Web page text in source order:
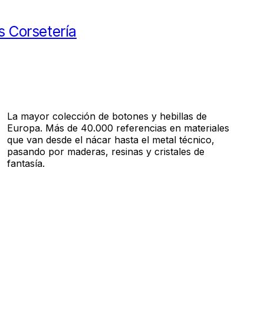
Corsetería
La mayor colección de botones y hebillas de
Europa. Más de 40.000 referencias en materiales
que van desde el nácar hasta el metal técnico,
pasando por maderas, resinas y cristales de
fantasía.